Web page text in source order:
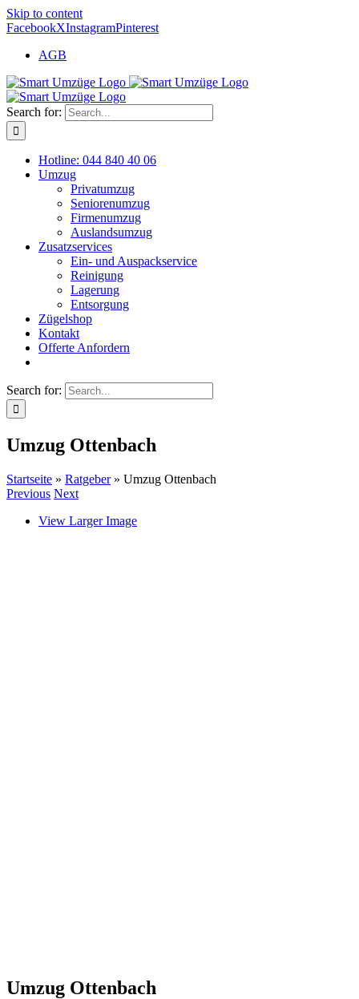
Skip to content
FacebookXInstagramPinterest
AGB
Search for:
Hotline: 044 840 40 06
Umzug
Privatumzug
Seniorenumzug
Firmenumzug
Auslandsumzug
Zusatzservices
Ein- und Auspackservice
Reinigung
Lagerung
Entsorgung
Zügelshop
Kontakt
Offerte Anfordern
Search for:
Umzug Ottenbach
Startseite » Ratgeber» Umzug Ottenbach
Previous Next
View Larger Image
Umzug Ottenbach